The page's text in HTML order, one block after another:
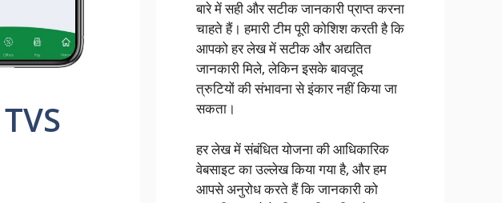
बारे में सही और सटीक जानकारी प्राप्त करना
चाहते हैं। हमारी टीम पूरी कोशिश करती है कि
आपको हर लेख में सटीक और अद्यतित
जानकारी मिले, लेकिन इसके बावजूद
त्रुटियों की संभावना से इंकार नहीं किया जा
सकता।
हर लेख में संबंधित योजना की आधिकारिक
वेबसाइट का उल्लेख किया गया है, और हम
आपसे अनुरोध करते हैं कि जानकारी को